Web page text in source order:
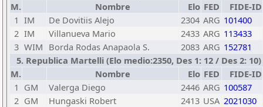
M.
Nombre Elo FED
FIDE-ID
1 IM De Dovitiis Alejo 2304 ARG 101400
2 IM Villanueva Mario 2433 ARG 113433
3 WIM Borda Rodas Anapaola S. 2083 ARG 152781
5. Republica Martelli (Elo medio:2350, Des 1: 12 / Des 2: 10)
M.
Nombre Elo FED
FIDE-ID
1 GM Valerga Diego 2446 ARG 100587
2 GM Hungaski Robert 2413 USA 2021030